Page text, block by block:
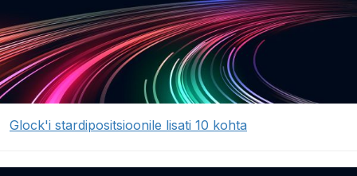
Glock'i stardipositsioonile lisati 10 kohta